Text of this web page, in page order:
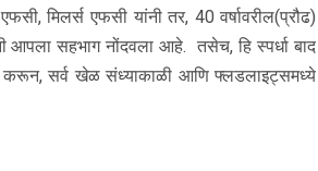
मिलर्स एफसी यांनी तर, 40 वर्षावरील(प्रौढ)
सहभाग नोंदवला आहे. तसेच, हि स्पर्धा बाद
करून, सर्व खेळ संध्याकाळी आणि फ्लडलाइट्समध्ये